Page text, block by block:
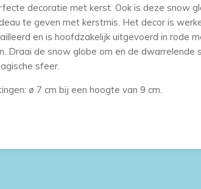
decoratie met kerst. Ook is deze snow
te geven met kerstmis. Het decor is
en is hoofdzakelijk uitgevoerd in rode
Draai de snow globe om en de dwarrelende
sfeer.
ø 7 cm bij een hoogte van 9 cm.